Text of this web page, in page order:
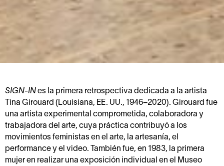
SIGN-IN es la primera retrospectiva dedicada a la artista
Tina Girouard (Louisiana, EE. UU., 1946–2020). Girouard fue
una artista experimental comprometida, colaboradora y
trabajadora del arte, cuya práctica contribuyó a los
movimientos feministas en el arte, la artesanía, el
performance y el video. También fue, en 1983, la primera
mujer en realizar una exposición individual en el Museo